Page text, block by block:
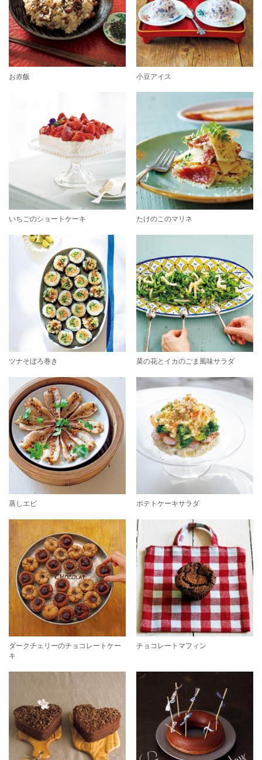
お赤飯 小豆アイス
いちごのショートケーキ たけのこのマリネ
ツナそぼろ巻き 菜の花とイカのごま風味サラダ
蒸しエビ ポテトケーキサラダ
ダークチェリーのチョコレートケー
キ
チョコレートマフィン